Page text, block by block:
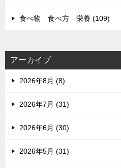
食べ物 食べ方 栄養 (109)
アーカイブ
2026年8月 (8)
2026年7月 (31)
2026年6月 (30)
2026年5月 (31)